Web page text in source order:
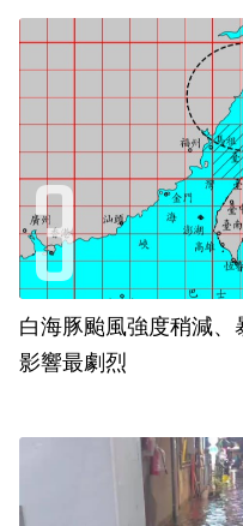
白海豚颱風強度稍減
影響最劇烈